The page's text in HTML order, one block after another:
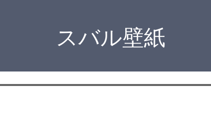
スバル壁紙